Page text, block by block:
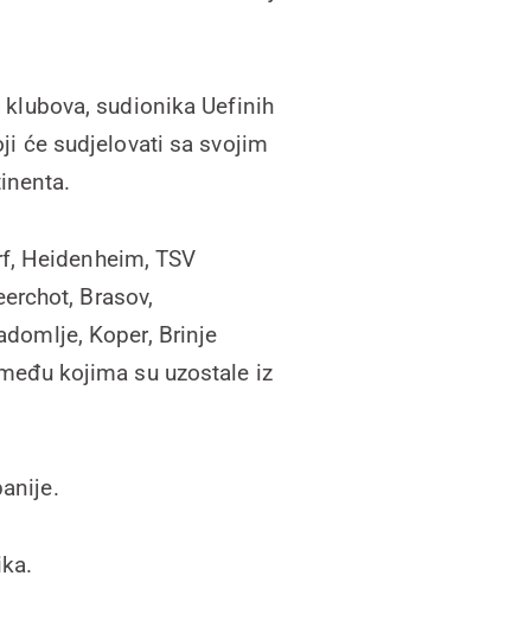
sudionika Uefinih
će sudjelovati sa svojim
Heidenheim, TSV
Brasov,
Koper, Brinje
kojima su uzostale iz